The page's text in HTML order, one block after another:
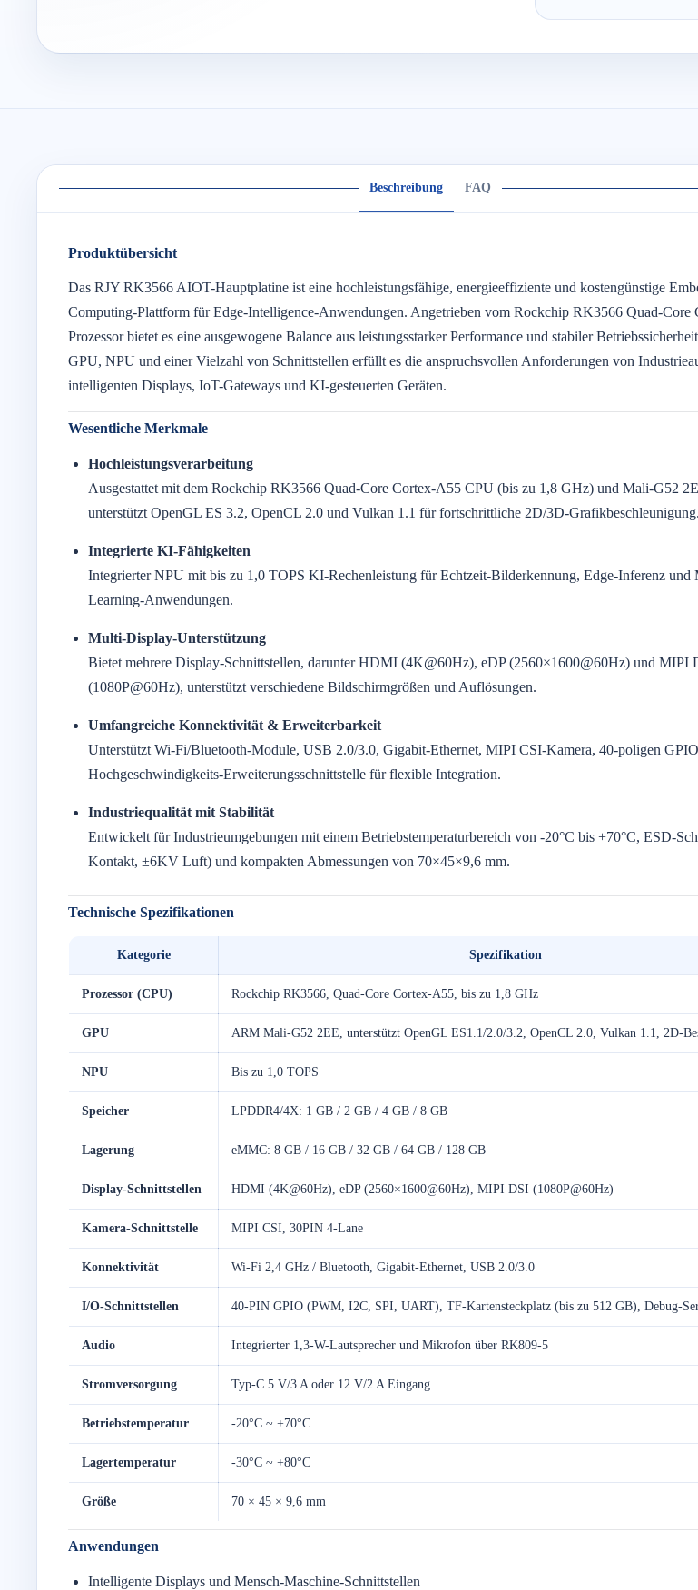
Beschreibung FAQ
Produktübersicht
Das RJY RK3566 AIOT-Hauptplatine ist eine hochleistungsfähige, energieeffiziente und kostengünstige
Computing-Plattform für Edge-Intelligence-Anwendungen. Angetrieben vom Rockchip RK3566 Quad-Core
Prozessor bietet es eine ausgewogene Balance aus leistungsstarker Performance und stabiler
GPU, NPU und einer Vielzahl von Schnittstellen erfüllt es die anspruchsvollen Anforderungen von
intelligenten Displays, IoT-Gateways und KI-gesteuerten Geräten.
Wesentliche Merkmale
Hochleistungsverarbeitung
Ausgestattet mit dem Rockchip RK3566 Quad-Core Cortex-A55 CPU (bis zu 1,8 GHz) und Mali-G52
unterstützt OpenGL ES 3.2, OpenCL 2.0 und Vulkan 1.1 für fortschrittliche 2D/3D-Grafikbeschleunigung.
Integrierte KI-Fähigkeiten
Integrierter NPU mit bis zu 1,0 TOPS KI-Rechenleistung für Echtzeit-Bilderkennung, Edge-Inferenz und
Learning-Anwendungen.
Multi-Display-Unterstützung
Bietet mehrere Display-Schnittstellen, darunter HDMI (4K@60Hz), eDP (2560×1600@60Hz) und MIPI
(1080P@60Hz), unterstützt verschiedene Bildschirmgrößen und Auflösungen.
Umfangreiche Konnektivität & Erweiterbarkeit
Unterstützt Wi-Fi/Bluetooth-Module, USB 2.0/3.0, Gigabit-Ethernet, MIPI CSI-Kamera, 40-poligen
Hochgeschwindigkeits-Erweiterungsschnittstelle für flexible Integration.
Industriequalität mit Stabilität
Entwickelt für Industrieumgebungen mit einem Betriebstemperaturbereich von -20°C bis +70°C, ESD-
Kontakt, ±6KV Luft) und kompakten Abmessungen von 70×45×9,6 mm.
Technische Spezifikationen
Kategorie Spezifikation
Prozessor (CPU) Rockchip RK3566, Quad-Core Cortex-A55, bis zu 1,8 GHz
GPU ARM Mali-G52 2EE, unterstützt OpenGL ES1.1/2.0/3.2, OpenCL 2.0, Vulkan 1.1, 2D-
NPU Bis zu 1,0 TOPS
Speicher LPDDR4/4X: 1 GB / 2 GB / 4 GB / 8 GB
Lagerung eMMC: 8 GB / 16 GB / 32 GB / 64 GB / 128 GB
Display-Schnittstellen HDMI (4K@60Hz), eDP (2560×1600@60Hz), MIPI DSI (1080P@60Hz)
Kamera-Schnittstelle MIPI CSI, 30PIN 4-Lane
Konnektivität Wi-Fi 2,4 GHz / Bluetooth, Gigabit-Ethernet, USB 2.0/3.0
I/O-Schnittstellen 40-PIN GPIO (PWM, I2C, SPI, UART), TF-Kartensteckplatz (bis zu 512 GB), Debug-
Audio Integrierter 1,3-W-Lautsprecher und Mikrofon über RK809-5
Stromversorgung Typ-C 5 V/3 A oder 12 V/2 A Eingang
Betriebstemperatur -20°C ~ +70°C
Lagertemperatur -30°C ~ +80°C
Größe 70 × 45 × 9,6 mm
Anwendungen
Intelligente Displays und Mensch-Maschine-Schnittstellen